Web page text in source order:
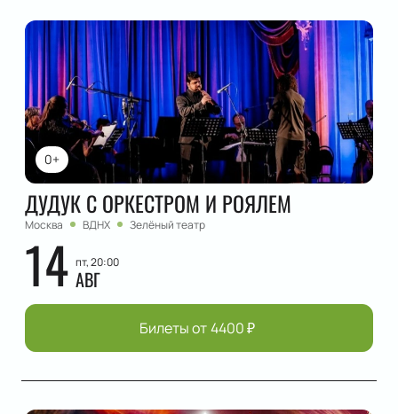
0+
ДУДУК С ОРКЕСТРОМ И РОЯЛЕМ
Москва ВДНХ Зелёный театр
14 пт, 20:00
АВГ
Билеты от4400₽